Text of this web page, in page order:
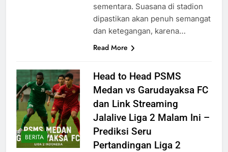
sementara. Suasana di stadion
dipastikan akan penuh semangat
dan ketegangan, karena…
Read More
BERITA
Head to Head PSMS
Medan vs Garudayaksa FC
dan Link Streaming
Jalalive Liga 2 Malam Ini –
Prediksi Seru
Pertandingan Liga 2